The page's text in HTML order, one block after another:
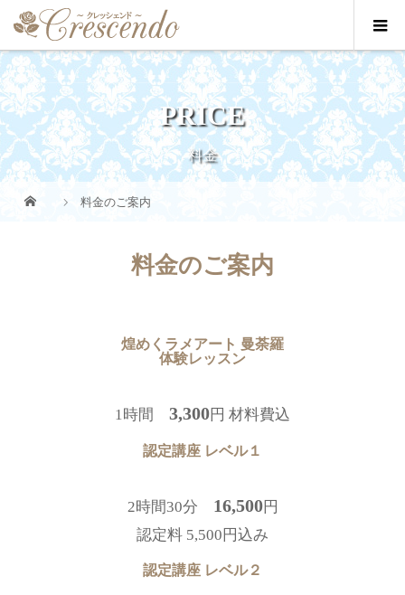
PRICE
料金
料金のご案内
料金のご案内
煌めくラメアート 曼荼羅
体験レッスン
1時間 3,300円 材料費込
認定講座 レベル１
2時間30分 16,500円
認定料 5,500円込み
認定講座 レベル２